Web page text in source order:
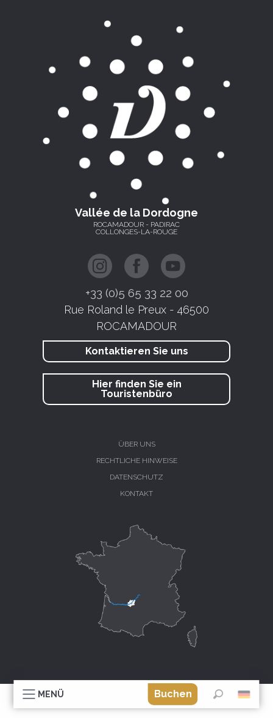
MENÜ
Buchen
Suche
Vallée de la Dordogne
ROCAMADOUR - PADIRAC
COLLONGES-LA-ROUGE
+33 (0)5 65 33 22 00
Rue Roland le Preux - 46500
ROCAMADOUR
Kontaktieren Sie uns
Hier finden Sie ein
Touristenbüro
ÜBER UNS
RECHTLICHE HINWEISE
DATENSCHUTZ
KONTAKT